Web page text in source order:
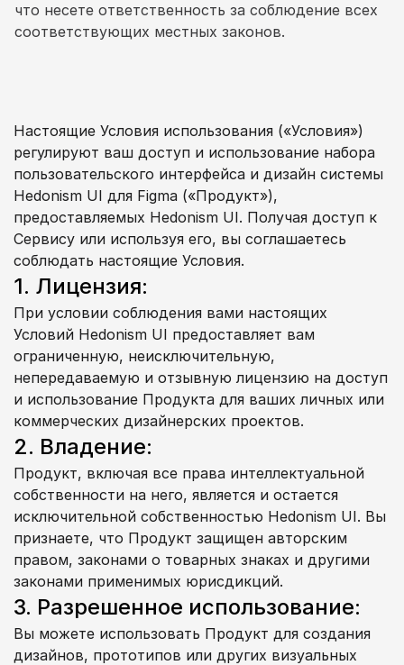
Настоящие Условия использования («Условия»)
регулируют ваш доступ и использование набора
пользовательского интерфейса и дизайн системы
Hedonism UI для Figma («Продукт»),
предоставляемых Hedonism UI. Получая доступ к
Сервису или используя его, вы соглашаетесь
соблюдать настоящие Условия.
1. Лицензия:
При условии соблюдения вами настоящих
Условий Hedonism UI предоставляет вам
ограниченную, неисключительную,
непередаваемую и отзывную лицензию на доступ
и использование Продукта для ваших личных или
коммерческих дизайнерских проектов.
2. Владение:
Продукт, включая все права интеллектуальной
собственности на него, является и остается
исключительной собственностью Hedonism UI. Вы
признаете, что Продукт защищен авторским
правом, законами о товарных знаках и другими
законами применимых юрисдикций.
3. Разрешенное использование:
Вы можете использовать Продукт для создания
дизайнов, прототипов или других визуальных
что несете ответственность за соблюдение всех
соответствующих местных законов.